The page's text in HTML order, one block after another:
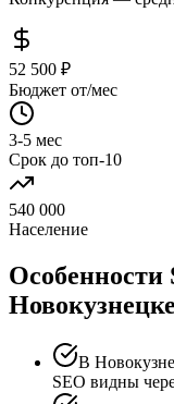
52 500 ₽
Бюджет от/мес
3-5 мес
Срок до топ-10
540 000
Население
Особенности
Новокузнецке
В
SEO видны